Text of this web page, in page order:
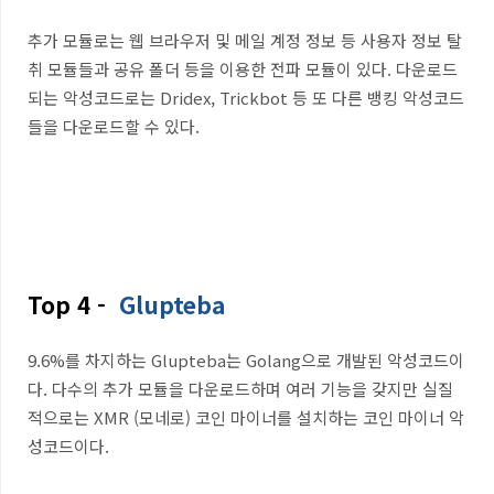
추가 모듈로는 웹 브라우저 및 메일 계정 정보 등 사용자 정보 탈
취 모듈들과 공유 폴더 등을 이용한 전파 모듈이 있다. 다운로드
되는 악성코드로는 Dridex, Trickbot 등 또 다른 뱅킹 악성코드
들을 다운로드할 수 있다.
Top 4 - Glupteba
9.6%를 차지하는 Glupteba는 Golang으로 개발된 악성코드이
다. 다수의 추가 모듈을 다운로드하며 여러 기능을 갖지만 실질
적으로는 XMR (모네로) 코인 마이너를 설치하는 코인 마이너 악
성코드이다.